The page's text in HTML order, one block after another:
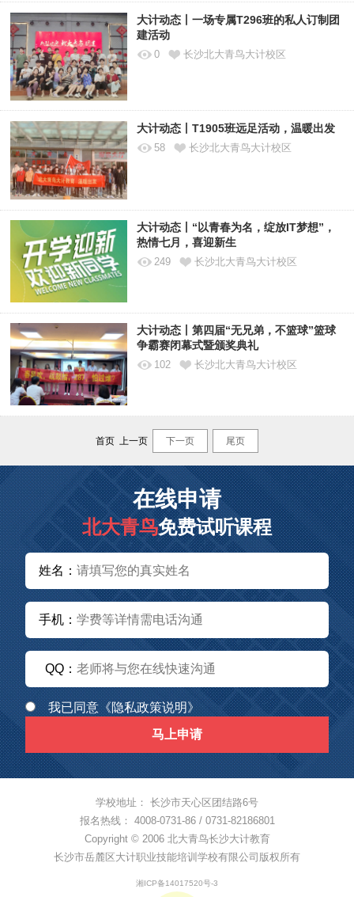
大计动态丨一场专属T296班的私人订制团
建活动
0 长沙北大青鸟大计校区
大计动态丨T1905班远足活动，温暖出发
58 长沙北大青鸟大计校区
大计动态丨“以青春为名，绽放IT梦想”，
热情七月，喜迎新生
249 长沙北大青鸟大计校区
大计动态丨第四届“无兄弟，不篮球”篮球
争霸赛闭幕式暨颁奖典礼
102 长沙北大青鸟大计校区
首页 上一页 下一页 尾页
在线申请
北大青鸟免费试听课程
姓名：
手机：
QQ：
我已同意《隐私政策说明》
马上申请
学校地址： 长沙市天心区团结路6号
报名热线： 4008-0731-86 / 0731-82186801
Copyright © 2006 北大青鸟长沙大计教育
长沙市岳麓区大计职业技能培训学校有限公司版权所有
湘ICP备14017520号-3